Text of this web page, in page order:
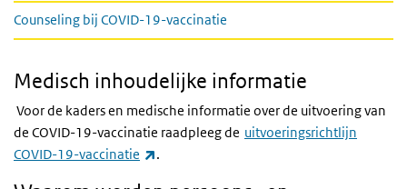
Counseling bij COVID-19-vaccinatie
Medisch inhoudelijke informatie
Voor de kaders en medische informatie over de uitvoering van
de COVID-19-vaccinatie raadpleeg de uitvoeringsrichtlijn
COVID-19-vaccinatie
(externe link)
.